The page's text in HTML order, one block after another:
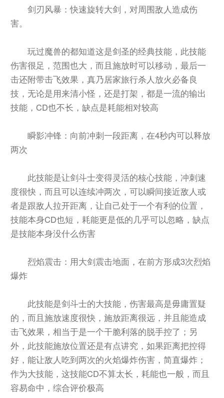
剑刃风暴：快速旋转大剑，对周围敌人造成伤
害。
玩过魔兽的都知道这是剑圣的经典技能，此技能
伤害很足，范围也大，而且施放时可以移动，最后一
击还附带击飞效果，真乃居家旅行杀人放火必备良
技，无论是用来清小怪，还是打架，都是一流的输出
技能，CD也不长，缺点是耗能相对较高
瞬影冲锋：向前冲刺一段距离，在4秒内可以释放
两次
此技能是让剑斗士变得灵活的核心技能，冲刺速
度很快，而且可以连续冲两次，可以瞬间接近敌人或
者是跟敌人拉开距离，让自己处于一个有利的位置，
技能本身CD也短，耗能更是低的几乎可以忽略，缺点
是技能本身没什么伤害
烈焰震击：用大剑震击地面，在前方形成3次烈焰
爆炸
此技能是剑斗士的大技能，伤害最高是毋庸置疑
的，而且施放速度很快，施放距离很远，并且能造成
击飞效果，相当于是一个干脆利落的脱手控了；另
外，此技能施放位置还是有点讲究，如果距离把控得
好，能让敌人吃到两次的火焰爆炸伤害，简直爆炸；
作为大技能，这技能CD不算太长，耗能也一般，而且
容易命中，综合评价极高